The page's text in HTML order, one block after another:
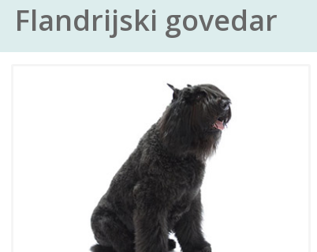
Flandrijski govedar